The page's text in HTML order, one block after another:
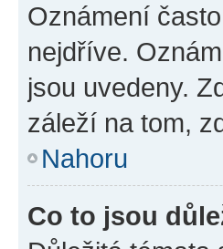
Oznámení
nejdříve.
jsou uvedeny.
záleží na tom,
Nahoru
Co to jsou